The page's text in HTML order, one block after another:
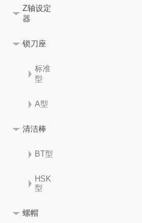
Z轴设定
器
锁刀座
标准
型
A型
清洁棒
BT型
HSK
型
螺帽